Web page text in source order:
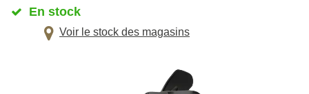
En stock
Voir le stock des magasins